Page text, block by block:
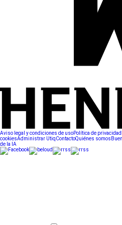
Aviso legal y condiciones de usoPolítica de privacidad
cookiesAdministrar UtiqContactoQuiénes somos
de la IA